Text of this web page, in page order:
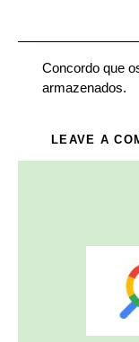
Concordo que
armazenados.